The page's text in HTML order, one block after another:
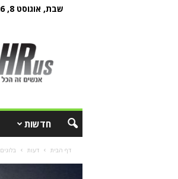
שבת, אוגוסט 8, 2026
חדשות
דף הבית דעות בלוגים